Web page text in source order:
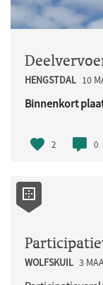
HENGSTDAL 10
Binnenkort
2 0
WOLFSKUIL 3